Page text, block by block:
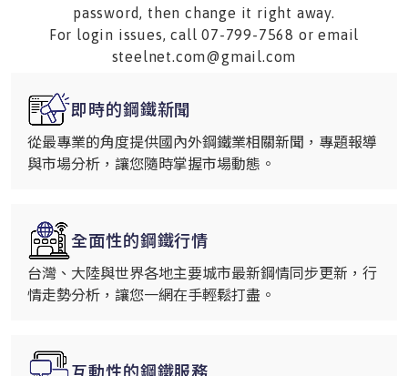
password, then change it right away.
For login issues, call 07-799-7568 or email
steelnet.com@gmail.com
即時的鋼鐵新聞
從最專業的角度提供國內外鋼鐵業相關新聞，專題報導
與市場分析，讓您隨時掌握市場動態。
全面性的鋼鐵行情
台灣、大陸與世界各地主要城市最新鋼情同步更新，行
情走勢分析，讓您一網在手輕鬆打盡。
互動性的鋼鐵服務